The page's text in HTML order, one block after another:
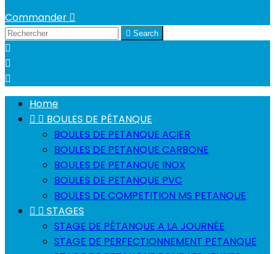
Commander 
 Search



Home
  BOULES DE PÉTANQUE
BOULES DE PETANQUE ACIER
BOULES DE PETANQUE CARBONE
BOULES DE PETANQUE INOX
BOULES DE PETANQUE PVC
BOULES DE COMPETITION MS PETANQUE
  STAGES
STAGE DE PÉTANQUE A LA JOURNÉE
STAGE DE PERFECTIONNEMENT PETANQUE